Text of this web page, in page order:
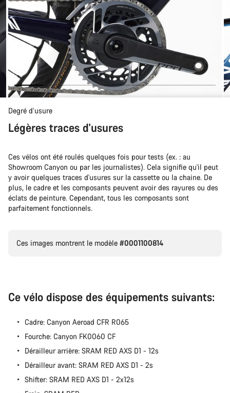
Degré d’usure
Légères traces d'usures
Ces vélos ont été roulés quelques fois pour tests (ex. : au
Showroom Canyon ou par les journalistes). Cela signifie qu'il peut
y avoir quelques traces d'usures sur la cassette ou la chaine. De
plus, le cadre et les composants peuvent avoir des rayures ou des
éclats de peinture. Cependant, tous les composants sont
parfaitement fonctionnels.
Ces images montrent le modèle #0001100814
Ce vélo dispose des équipements suivants:
Cadre: Canyon Aeroad CFR R065
Fourche: Canyon FK0060 CF
Dérailleur arrière: SRAM RED AXS D1 - 12s
Dérailleur avant: SRAM RED AXS D1 - 2s
Shifter: SRAM RED AXS D1 - 2x12s